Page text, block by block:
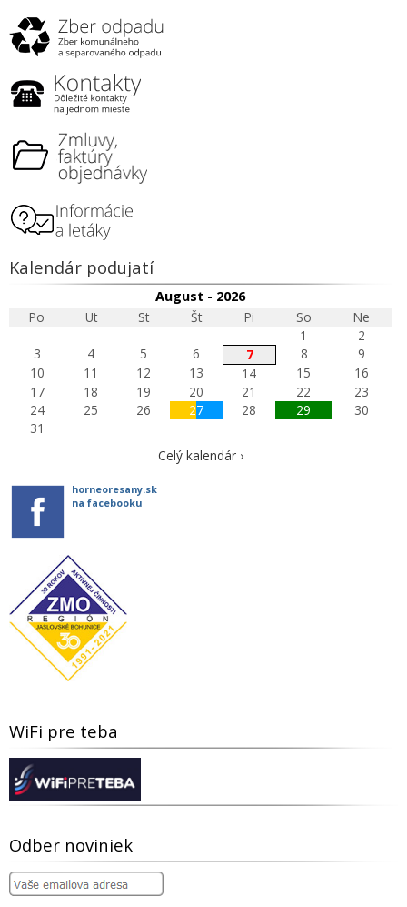
Kalendár podujatí
August - 2026
Po
Ut St Št Pi So
Ne
1
2
3
4 5 6 7 8
9
10
11 12 13 14 15
16
17
18 19 20 21 22
23
24
25 26 27 28 29
30
31
Celý kalendár ›
horneoresany.sk
na facebooku
WiFi pre teba
Odber noviniek